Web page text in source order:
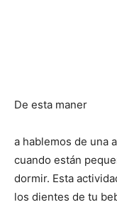
De esta maner
a hablemos de una
cuando están
dormir. Esta
los dientes de tu